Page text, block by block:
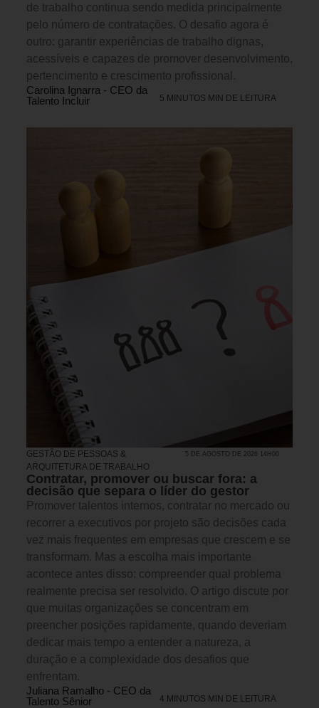
de trabalho continua sendo medida principalmente
pelo número de contratações. O desafio agora é
outro: garantir experiências de trabalho dignas,
acessíveis e capazes de promover desenvolvimento,
pertencimento e crescimento profissional.
Carolina Ignarra - CEO da
Talento Incluir
5 MINUTOS MIN DE LEITURA
GESTÃO DE PESSOAS &
ARQUITETURA DE TRABALHO
5 DE AGOSTO DE 2026 14H00
Contratar, promover ou buscar fora: a
decisão que separa o líder do gestor
Promover talentos internos, contratar no mercado ou
recorrer a executivos por projeto são decisões cada
vez mais frequentes em empresas que crescem e se
transformam. Mas a escolha mais importante
acontece antes disso: compreender qual problema
realmente precisa ser resolvido. O artigo discute por
que muitas organizações se concentram em
preencher posições rapidamente, quando deveriam
dedicar mais tempo a entender a natureza, a
duração e a complexidade dos desafios que
enfrentam.
Juliana Ramalho - CEO da
Talento Sênior
4 MINUTOS MIN DE LEITURA